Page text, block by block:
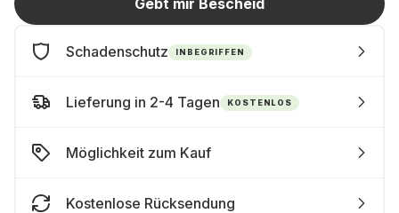
Gebt mir Bescheid
Schadenschutz INBEGRIFFEN
Lieferung in 2-4 Tagen KOSTENLOS
Möglichkeit zum Kauf
Kostenlose Rücksendung